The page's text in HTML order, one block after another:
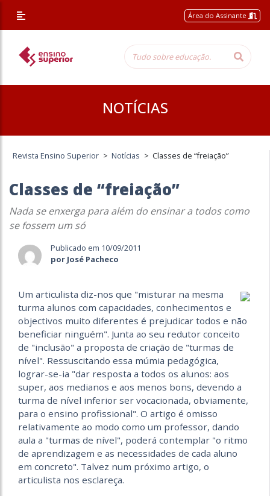
Área do Assinante
NOTÍCIAS
Revista Ensino Superior > Notícias > Classes de “freiação”
Classes de “freiação”
Nada se enxerga para além do ensinar a todos como
se fossem um só
Publicado em 10/09/2011
por José Pacheco
Um articulista diz-nos que "misturar na mesma
turma alunos com capacidades, conhecimentos e
objectivos muito diferentes é prejudicar todos e não
beneficiar ninguém". Junta ao seu redutor conceito
de "inclusão" a proposta de criação de "turmas de
nível". Ressuscitando essa múmia pedagógica,
lograr-se-ia "dar resposta a todos os alunos: aos
super, aos medianos e aos menos bons, devendo a
turma de nível inferior ser vocacionada, obviamente,
para o ensino profissional". O artigo é omisso
relativamente ao modo como um professor, dando
aula a "turmas de nível", poderá contemplar "o ritmo
de aprendizagem e as necessidades de cada aluno
em concreto". Talvez num próximo artigo, o
articulista nos esclareça.